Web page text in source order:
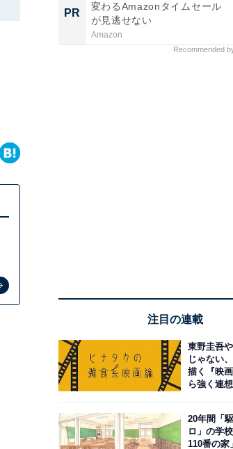
PR
変わるAmazonタイムセール
が見逃せない
Amazon
Recommended
注目の連載
東野圭吾
じゃない
描く『映
ら強く連
20年間「
ロ」の学
110番の家